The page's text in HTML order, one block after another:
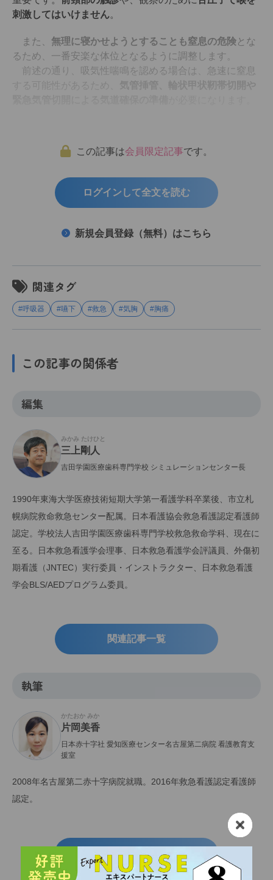
刺激してはいけません。
また、 無理に寝かせようとすることも窒息の危険とな
るため、一番安楽な体位となるように調整します。
前述の通り、吸気性喘鳴を認める場合は、急速に窒息
する可能性があるため、
気管挿管、輪状甲状靭帯切開や
この記事は会員限定記事です。
ログインして全文を読む
新規会員登録（無料）はこちら
関連タグ
#呼吸器 #嚥下 #救急 #気胸 #胸痛
この記事の関係者
編集
みかみ たけひと
三上剛人
吉田学園医療歯科専門学校 シミュレーションセンター長
1990年東海大学医療技術短期大学第一看護学科卒業後、市立札
幌病院救命救急センター配属。日本看護協会救急看護認定看護師
認定。学校法人吉田学園医療歯科専門学校救急救命学科、現在に
至る。日本救急看護学会理事、日本救急看護学会評議員、外傷初
期看護（JNTEC）実行委員・インストラクター、日本救急看護
学会BLS/AEDプログラム委員。
関連記事一覧
執筆
かたおか みか
片岡美香
日本赤十字社 愛知医療センター名古屋第二病院 看護教育支
援室
2008年名古屋第二赤十字病院就職。2016年救急看護認定看護師
認定。
関連記事一覧